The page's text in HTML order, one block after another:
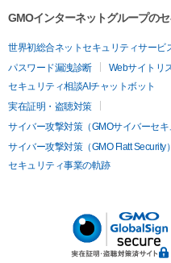
GMOインターネットグループの
世界初総合ネットセキュリティサービ
パスワード漏洩診断
Webサイトリ
セキュリティ相談AIチャットボット
実在証明・盗聴対策
サイバー攻撃対策（GMOサイバーセキ
サイバー攻撃対策（GMO Flatt Security）
セキュリティ事業の軌跡